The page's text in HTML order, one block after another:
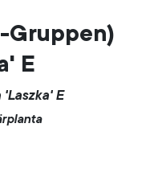
Gruppen)
E
E